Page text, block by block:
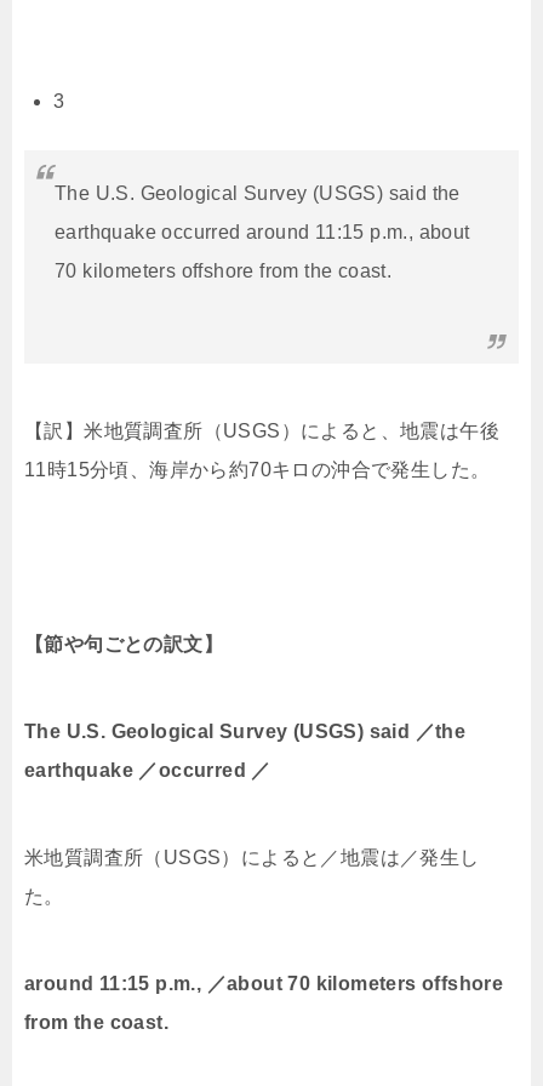
3
The U.S. Geological Survey (USGS) said the
earthquake occurred around 11:15 p.m., about
70 kilometers offshore from the coast.
【訳】米地質調査所（USGS ）によると、地震は午後
11時15分頃、海岸から約70キロの沖合で発生した。
【節や句ごとの訳文】
The U.S. Geological Survey (USGS) said ／the
earthquake ／occurred ／
米地質調査所（ USGS）によると／地震は／発生し
た。
around 11:15 p.m., ／about 70 kilometers offshore
from the coast.